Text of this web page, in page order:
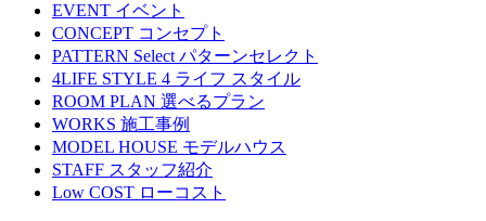
EVENT イベント
CONCEPT コンセプト
PATTERN Select パターンセレクト
4LIFE STYLE 4 ライフ スタイル
ROOM PLAN 選べるプラン
WORKS 施工事例
MODEL HOUSE モデルハウス
STAFF スタッフ紹介
Low COST ローコスト